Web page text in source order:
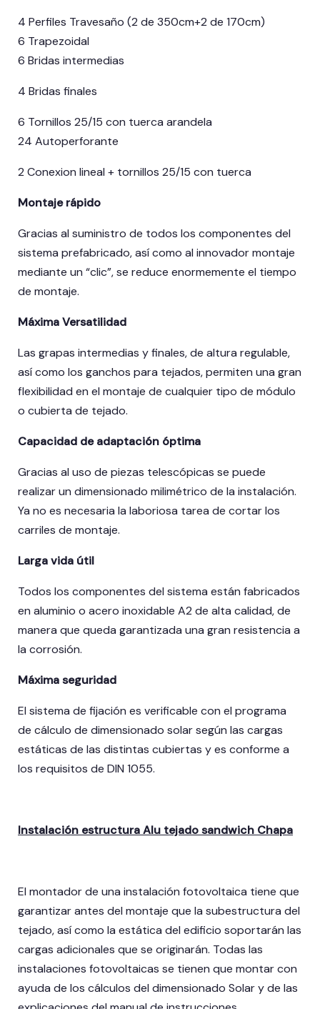
4 Perfiles Travesaño (2 de 350cm+2 de 170cm)
6 Trapezoidal
6 Bridas intermedias
4 Bridas finales
6 Tornillos 25/15 con tuerca arandela
24 Autoperforante
2 Conexion lineal + tornillos 25/15 con tuerca
Montaje rápido
Gracias al suministro de todos los componentes del
sistema prefabricado, así como al innovador montaje
mediante un “clic”, se reduce enormemente el tiempo
de montaje.
Máxima Versatilidad
Las grapas intermedias y finales, de altura regulable,
así como los ganchos para tejados, permiten una gran
flexibilidad en el montaje de cualquier tipo de módulo
o cubierta de tejado.
Capacidad de adaptación óptima
Gracias al uso de piezas telescópicas se puede
realizar un dimensionado milimétrico de la instalación.
Ya no es necesaria la laboriosa tarea de cortar los
carriles de montaje.
Larga vida útil
Todos los componentes del sistema están fabricados
en aluminio o acero inoxidable A2 de alta calidad, de
manera que queda garantizada una gran resistencia a
la corrosión.
Máxima seguridad
El sistema de fijación es verificable con el programa
de cálculo de dimensionado solar según las cargas
estáticas de las distintas cubiertas y es conforme a
los requisitos de DIN 1055.
Instalación estructura Alu tejado sandwich Chapa
El montador de una instalación fotovoltaica tiene que
garantizar antes del montaje que la subestructura del
tejado, así como la estática del edificio soportarán las
cargas adicionales que se originarán. Todas las
instalaciones fotovoltaicas se tienen que montar con
ayuda de los cálculos del dimensionado Solar y de las